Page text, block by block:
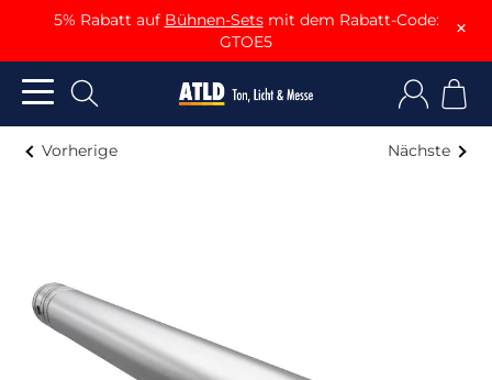
5% Rabatt auf Bühnen-Setsmit dem Rabatt-Code:
GTOE5
×
Vorherige Nächste